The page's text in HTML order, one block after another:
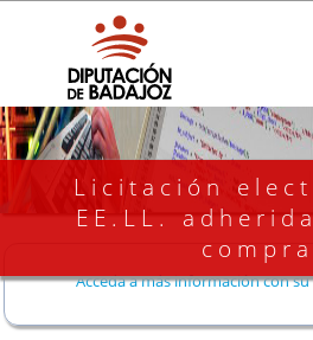
Licitación
EE.LL.
Acceda a más información con